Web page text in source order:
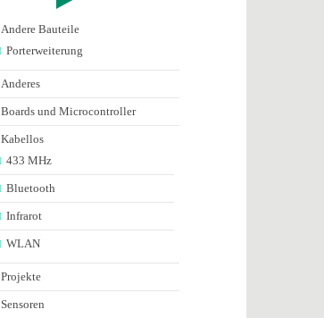
Andere Bauteile
Porterweiterung
Anderes
Boards und Microcontroller
Kabellos
433 MHz
Bluetooth
Infrarot
WLAN
Projekte
Sensoren